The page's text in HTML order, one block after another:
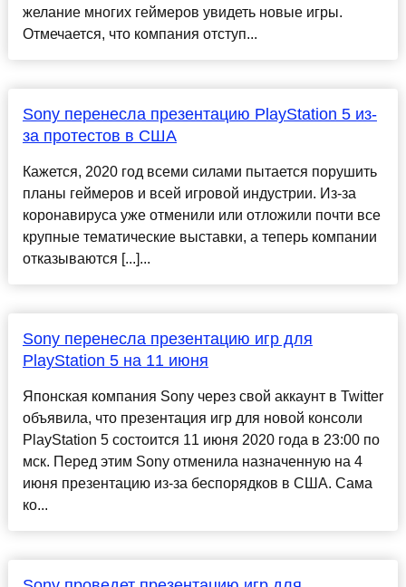
желание многих геймеров увидеть новые игры.
Отмечается, что компания отступ...
Sony перенесла презентацию PlayStation 5 из-
за протестов в США
Кажется, 2020 год всеми силами пытается порушить
планы геймеров и всей игровой индустрии. Из-за
коронавируса уже отменили или отложили почти все
крупные тематические выставки, а теперь компании
отказываются [...]...
Sony перенесла презентацию игр для
PlayStation 5 на 11 июня
Японская компания Sony через свой аккаунт в Twitter
объявила, что презентация игр для новой консоли
PlayStation 5 состоится 11 июня 2020 года в 23:00 по
мск. Перед этим Sony отменила назначенную на 4
июня презентацию из-за беспорядков в США. Сама
ко...